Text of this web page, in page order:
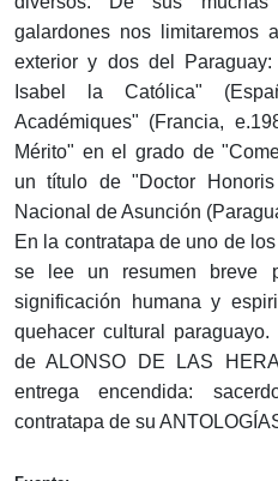
galardones nos limitaremos
exterior y dos del
Isabel la Católica"
Académiques" (Francia,
Mérito" en el grado de
un título de "Doctor
Nacional de Asunción
En la contratapa de uno de
se lee un resumen breve
significación humana y
quehacer cultural
de ALONSO DE LAS
entrega encendida:
contratapa de su